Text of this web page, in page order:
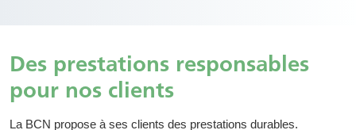
Des prestations responsables
pour nos clients
La BCN propose à ses clients des prestations durables.